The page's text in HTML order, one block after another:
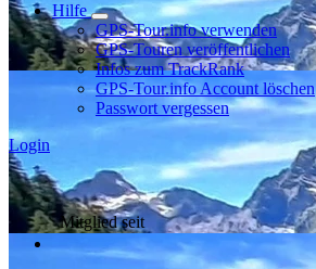
Hilfe
GPS-Tour.info verwenden
GPS-Touren veröffentlichen
Infos zum TrackRank
GPS-Tour.info Account löschen
Passwort vergessen
Login
Mitglied seit